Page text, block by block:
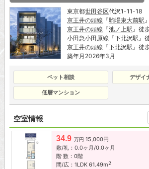
東京都世田谷区代沢1-11-18
京王井の頭線 『駒場東大前駅
京王井の頭線 『池ノ上駅』徒
小田急小田原線 『下北沢駅』
京王井の頭線 『下北沢駅』徒
築年月2026年3月
ペット相談 デザイ
低層マンション
空室情報
34.9 万円 15,000円
敷/礼：0.0ヶ月/0.0ヶ月
階 数：0階
間/広：1LDK 61.49m2